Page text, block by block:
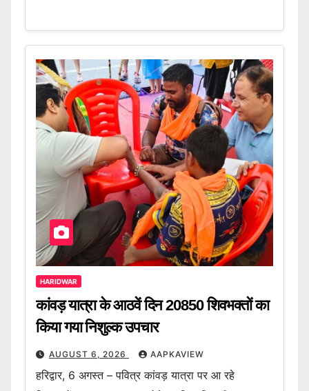
HARIDWAR
कांवड़ यात्रा के आठवें दिन 20850 शिवभक्तों का
किया गया निशुल्क उपचार
AUGUST 6, 2026 AAPKAVIEW
हरिद्वार, 6 अगस्त – पवित्र कांवड़ यात्रा पर आ रहे